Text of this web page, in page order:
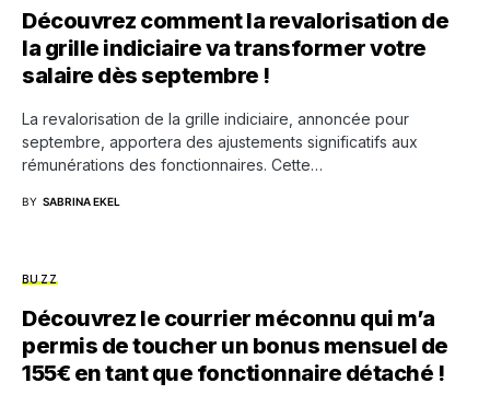
Découvrez comment la revalorisation de
la grille indiciaire va transformer votre
salaire dès septembre !
La revalorisation de la grille indiciaire, annoncée pour
septembre, apportera des ajustements significatifs aux
rémunérations des fonctionnaires. Cette…
BY SABRINA EKEL
BUZZ
Découvrez le courrier méconnu qui m’a
permis de toucher un bonus mensuel de
155€ en tant que fonctionnaire détaché !